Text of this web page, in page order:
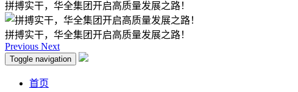
拼搏实干，华全集团开启高质量发展之路！
拼搏实干，华全集团开启高质量发展之路！
Previous Next
Toggle navigation
首页